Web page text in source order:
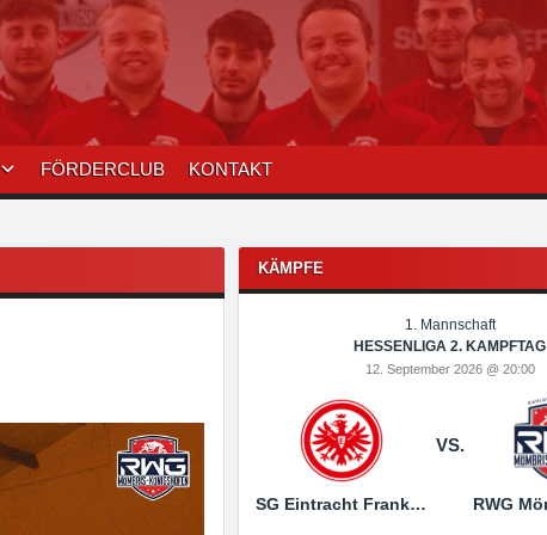
FÖRDERCLUB KONTAKT
KÄMPFE
1. Mannschaft
HESSENLIGA 2. KAMPFTAG
12. September 2026 @ 20:00
SG Eintracht Frankfurt
VS.